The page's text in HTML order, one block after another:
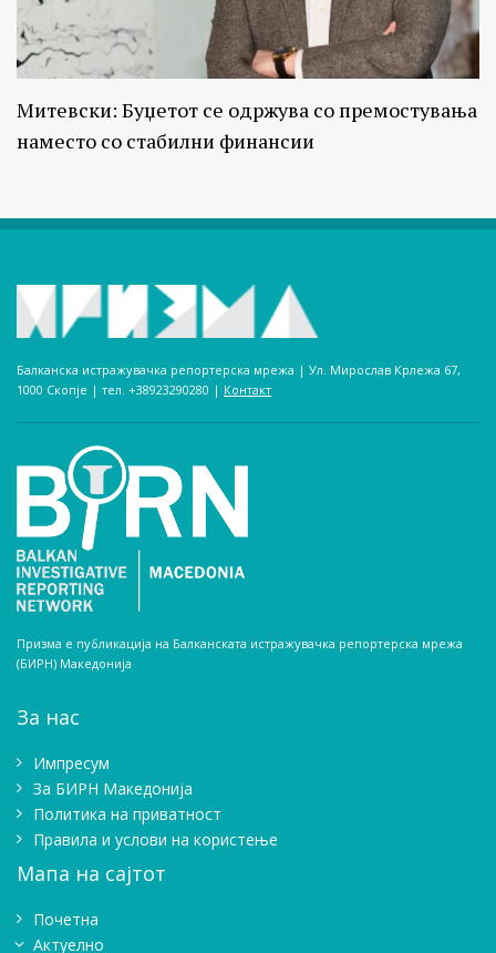
Митевски: Буџетот се одржува со премостувања
наместо со стабилни финансии
Балканска истражувачка репортерска мрежа | Ул. Мирослав Крлежа 67,
1000 Скопје | тел. +38923290280­ | Контакт
Призма е публикација на Балканската истражувачка репортерска мрежа
(БИРН) Македонија
За нас
Импресум
Зa БИРН Македонија
Политика на приватност
Правила и услови на користење
Мапа на сајтот
Почетна
Актуелно